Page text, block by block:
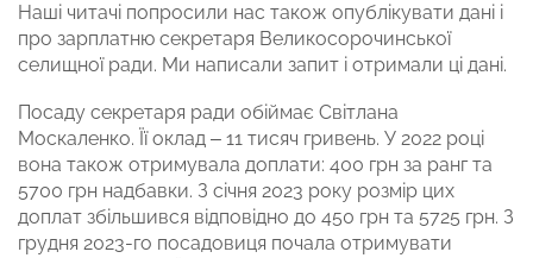
Наші читачі попросили нас також опублікувати дані і
про зарплатню секретаря Великосорочинської
селищної ради. Ми написали запит і отримали ці дані.
Посаду секретаря ради обіймає Світлана
Москаленко. Її оклад – 11 тисяч гривень. У 2022 році
вона також отримувала доплати: 400 грн за ранг та
5700 грн надбавки. З січня 2023 року розмір цих
доплат збільшився відповідно до 450 грн та 5725 грн. З
грудня 2023-го посадовиця почала отримувати